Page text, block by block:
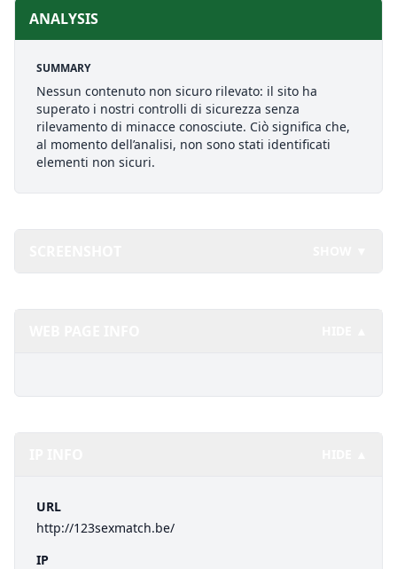
ANALYSIS
SUMMARY
Nessun contenuto non sicuro rilevato: il sito ha
superato i nostri controlli di sicurezza senza
rilevamento di minacce conosciute. Ciò significa che,
al momento dell’analisi, non sono stati identificati
elementi non sicuri.
URL
http://123sexmatch.be/
IP